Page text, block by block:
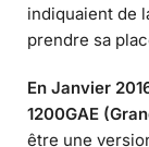
indiquaient de
prendre sa
En Janvier
1200GAE
être une